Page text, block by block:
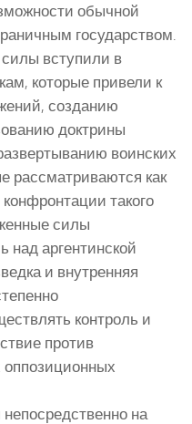
обычной
государством.
вступили в
которые привели к
созданию
доктрины
воинских
рассматриваются как
такого
силы
над аргентинской
и внутренняя
контроль и
против
непосредственно на